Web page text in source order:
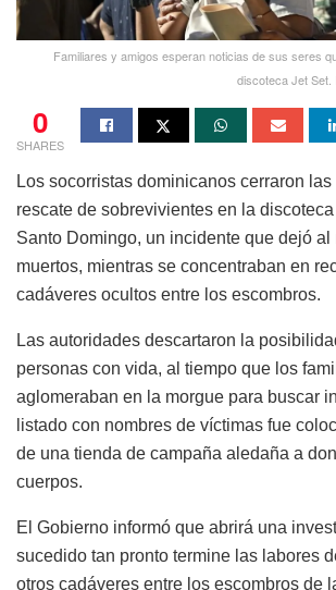
Familiares y amigos esperan noticias de sus seres
discoteca Jet Set.
0
SHARES
Los socorristas dominicanos cerraron
rescate de sobrevivientes en la
Santo Domingo, un incidente que dejó al
muertos, mientras se concentraban en
cadáveres ocultos entre los escombros.
Las autoridades descartaron la
personas con vida, al tiempo que los
aglomeraban en la morgue para buscar
listado con nombres de víctimas fue
de una tienda de campaña aledaña a
cuerpos.
El Gobierno informó que abrirá una
sucedido tan pronto termine las labores
otros cadáveres entre los escombros de